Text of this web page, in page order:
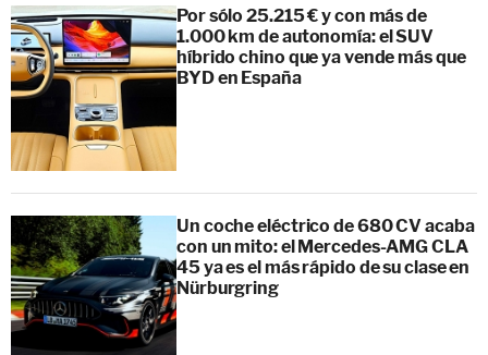
Por sólo 25.215 € y con más de
1.000 km de autonomía: el SUV
híbrido chino que ya vende más que
BYD en España
Un coche eléctrico de 680 CV acaba
con un mito: el Mercedes-AMG CLA
45 ya es el más rápido de su clase en
Nürburgring